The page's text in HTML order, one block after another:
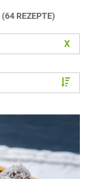
(64 REZEPTE)
X